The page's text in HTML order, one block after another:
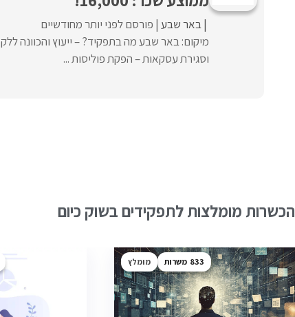
באר שבע פורסם לפני יותר מחודשיים
מיקום: באר שבע מה בתפקיד? – ייעוץ והכוונה
וסגירת עסקאות – הפקת פוליסות ...
הכשרות מומלצות לתפקידים בשוק כיום
833 מומלץ